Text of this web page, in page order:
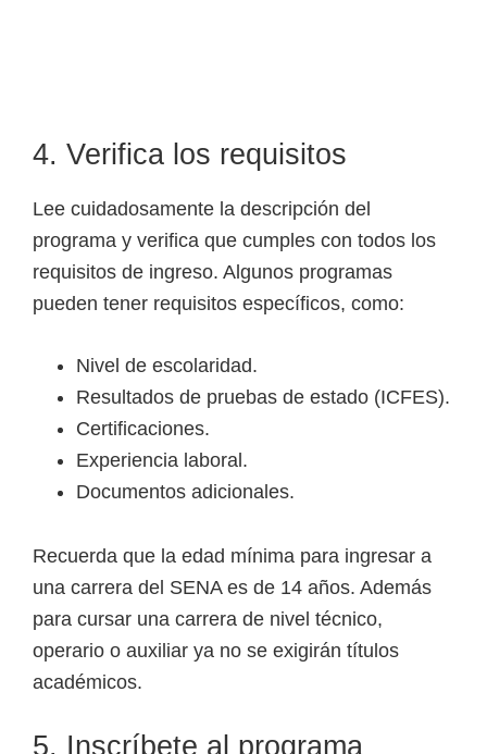
4. Verifica los requisitos
Lee cuidadosamente la descripción del
programa y verifica que cumples con todos los
requisitos de ingreso. Algunos programas
pueden tener requisitos específicos, como:
Nivel de escolaridad.
Resultados de pruebas de estado (ICFES).
Certificaciones.
Experiencia laboral.
Documentos adicionales.
Recuerda que la edad mínima para ingresar a
una carrera del SENA es de 14 años. Además
para cursar una carrera de nivel técnico,
operario o auxiliar ya no se exigirán títulos
académicos.
5. Inscríbete al programa